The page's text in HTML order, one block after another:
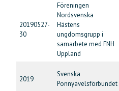
20190527-
30
Föreningen
Nordsvenska
Hästens
ungdomsgrupp i
samarbete med FNH
Uppland
2019
Svenska
Ponnyavelsförbundet